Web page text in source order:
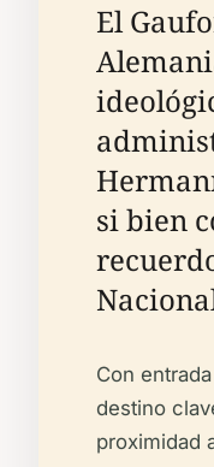
El
si bien
Con
destino
proximidad